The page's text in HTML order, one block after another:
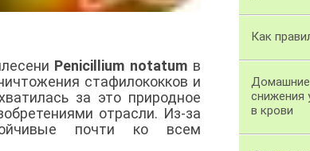
Penicillium notatum в
стафилококков и
за это природное
отрасли. Из-за
почти ко всем
Как
Домашние
снижения
в крови